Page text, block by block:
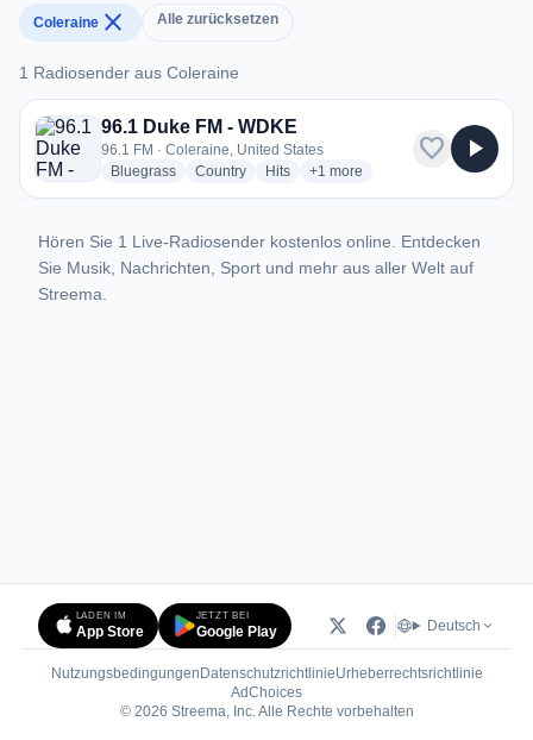
Coleraine close Alle zurücksetzen
1 Radiosender aus Coleraine
1 Radiosender aus Coleraine
96.1 Duke FM - WDKE
96.1 FM · Coleraine, United States
Bluegrassradio stations
Countryradio stations
Hitsradio stations
+1 more genres for 96.1 Duke FM
more
favorite play_arrow
Hören Sie 1 Live-Radiosender kostenlos online. Entdecken
Sie Musik, Nachrichten, Sport und mehr aus aller Welt auf
Streema.
LADEN IM
App Store
JETZT BEI
Google Play Deutsch
Nutzungsbedingungen DatenschutzrichtlinieUrheberrechtsrichtlinie
AdChoices(öffnet in neuem Tab)
© 2026 Streema, Inc. Alle Rechte vorbehalten